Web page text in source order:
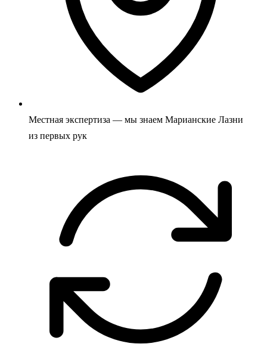
Местная экспертиза — мы знаем Марианские Лазни
из первых рук